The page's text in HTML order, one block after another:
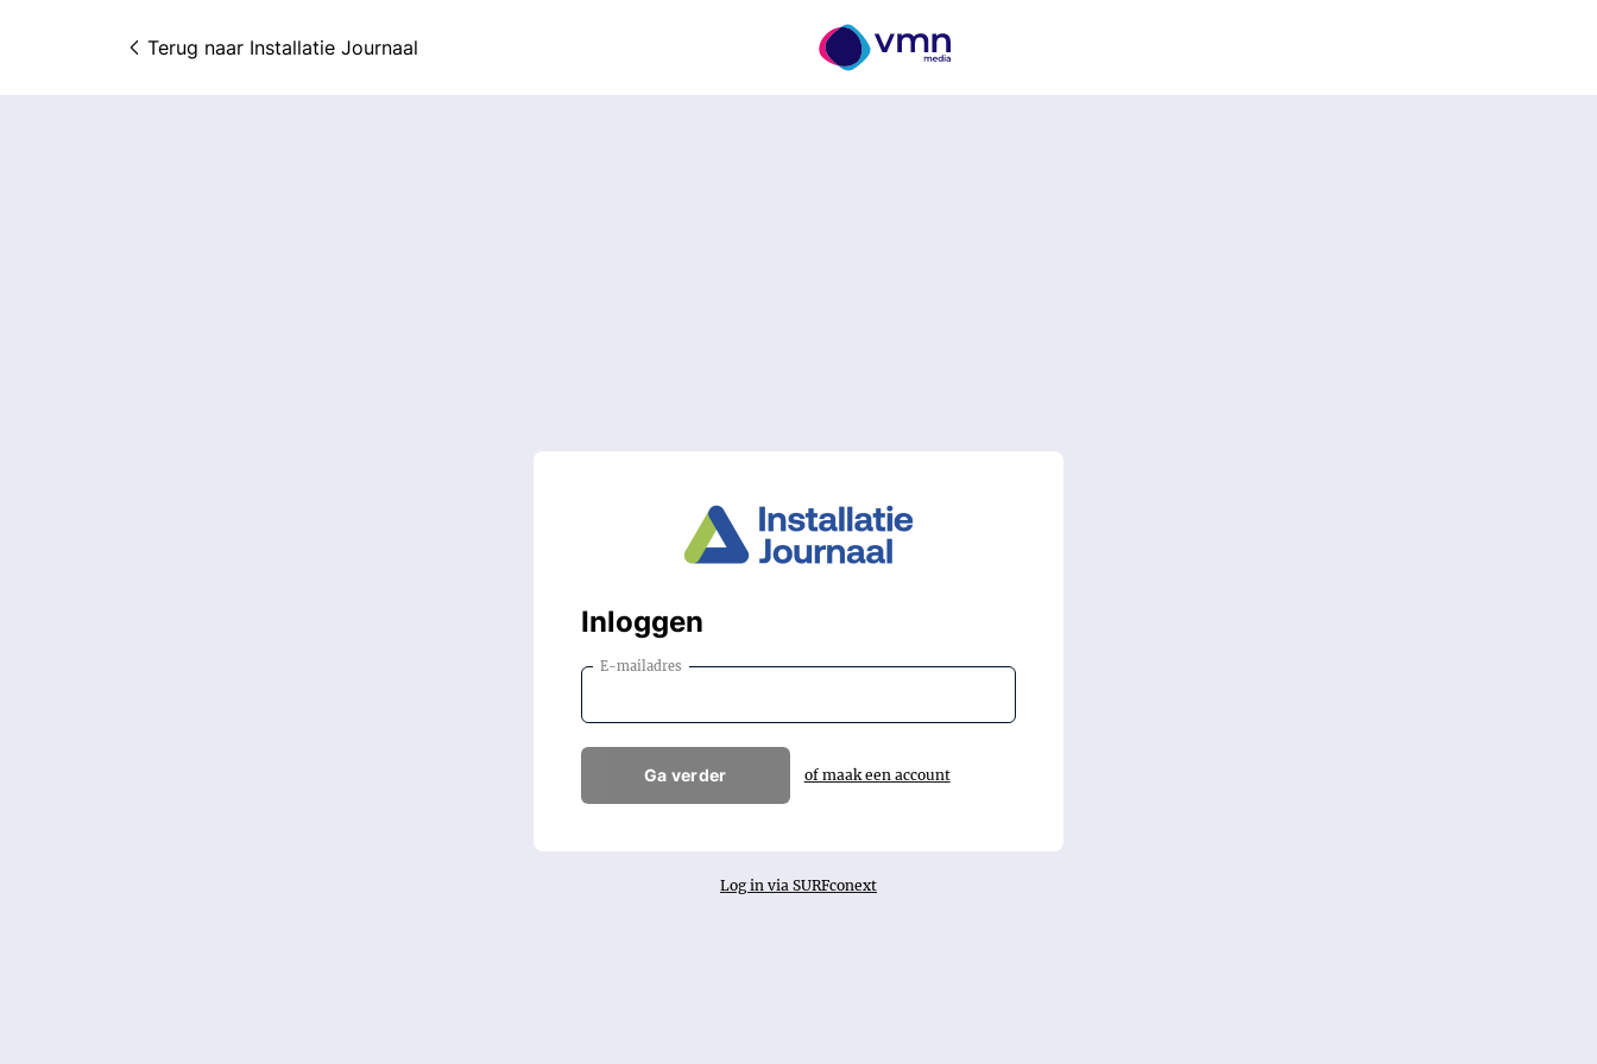
Terug naar Installatie Journaal
Inloggen
E-mailadres
Ga verder of maak een account
Log in via SURFconext